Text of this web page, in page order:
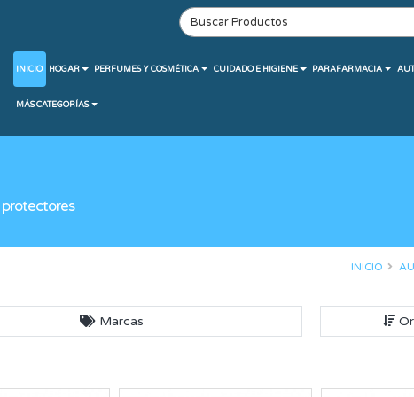
INICIO HOGAR PERFUMES Y COSMÉTICA CUIDADO E HIGIENE PARAFARMACIA
MÁS CATEGORÍAS
protectores
INICIO
Marcas